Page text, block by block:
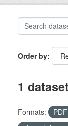
Order by
1
Formats: PDF